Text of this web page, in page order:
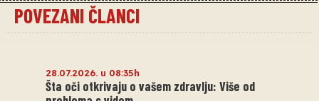
POVEZANI ČLANCI
28.07.2026. u 08:35h
Šta oči otkrivaju o vašem zdravlju: Više od